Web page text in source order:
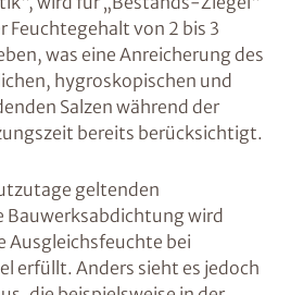
Feuchtegehalt von 2 bis 3
was eine Anreicherung des
hygroskopischen und
Salzen während der
bereits berücksichtigt.
geltenden
Bauwerksabdichtung wird
Ausgleichsfeuchte bei
erfüllt. Anders sieht es jedoch